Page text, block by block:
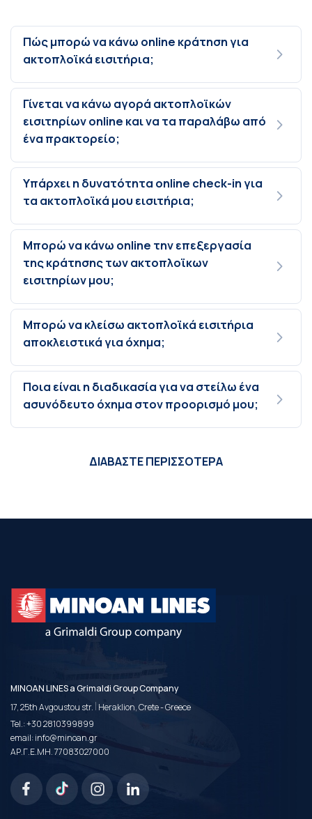
Πώς μπορώ να κάνω online κράτηση για
ακτοπλοϊκά εισιτήρια;
Γίνεται να κάνω αγορά ακτοπλοϊκών
εισιτηρίων online και να τα παραλάβω από
ένα πρακτορείο;
Υπάρχει η δυνατότητα online check-in για
τα ακτοπλοϊκά μου εισιτήρια;
Μπορώ να κάνω online την επεξεργασία
της κράτησης των ακτοπλοϊκων
εισιτηρίων μου;
Μπορώ να κλείσω ακτοπλοϊκά εισιτήρια
αποκλειστικά για όχημα;
Ποια είναι η διαδικασία για να στείλω ένα
ασυνόδευτο όχημα στον προορισμό μου;
ΔΙΑΒΑΣΤΕ ΠΕΡΙΣΣΟΤΕΡΑ
MINOAN LINES a Grimaldi Group Company
17, 25th Avgoustou str. | Heraklion, Crete - Greece
Tel.:+30 2810399899
email:info@minoan.gr
ΑΡ.Γ.Ε.ΜΗ. 77083027000